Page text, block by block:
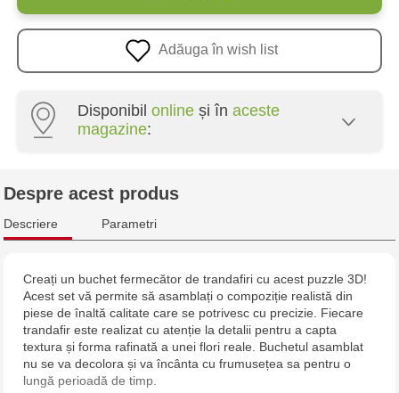
Adăuga în wish list
Disponibil online și în aceste
magazine:
Multistore Centru - bd. Cantemir, 6
Jucărenia Rîșcani - bd. Moscova, 2
Jucărenia Bălți - str. Alexandru Cel Bun, 5
Jucărenia Cahul - str. Ștefan cel Mare, 29А
Despre acest produs
Descriere Parametri
Creați un buchet fermecător de trandafiri cu acest puzzle 3D!
Acest set vă permite să asamblați o compoziție realistă din
piese de înaltă calitate care se potrivesc cu precizie. Fiecare
trandafir este realizat cu atenție la detalii pentru a capta
textura și forma rafinată a unei flori reale. Buchetul asamblat
nu se va decolora și va încânta cu frumusețea sa pentru o
lungă perioadă de timp.